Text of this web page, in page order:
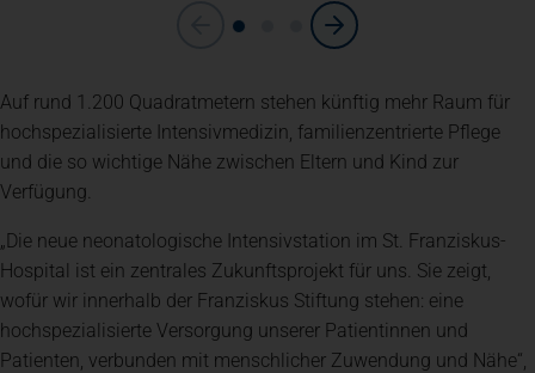
Auf rund 1.200 Quadratmetern stehen künftig mehr Raum für
hochspezialisierte Intensivmedizin, familienzentrierte Pflege
und die so wichtige Nähe zwischen Eltern und Kind zur
Verfügung.
„Die neue neonatologische Intensivstation im St. Franziskus-
Hospital ist ein zentrales Zukunftsprojekt für uns. Sie zeigt,
wofür wir innerhalb der Franziskus Stiftung stehen: eine
hochspezialisierte Versorgung unserer Patientinnen und
Patienten, verbunden mit menschlicher Zuwendung und Nähe“,